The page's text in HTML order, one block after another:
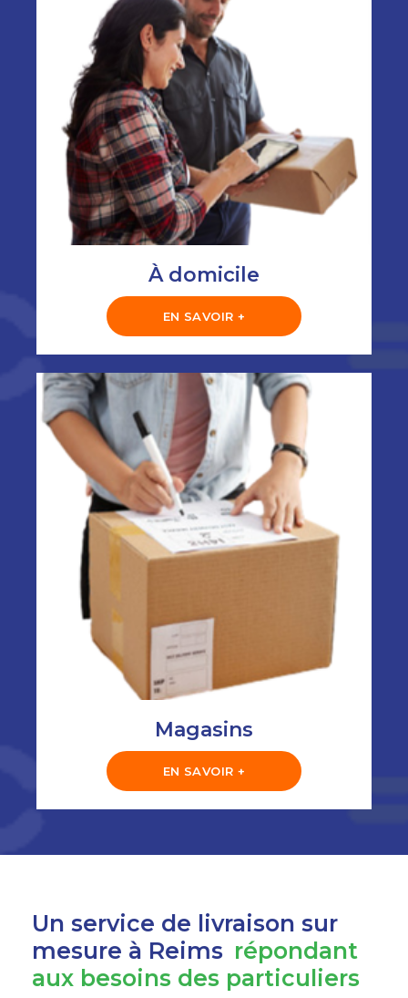
À domicile
EN SAVOIR +
Magasins
EN SAVOIR +
Un service de livraison sur
mesure à Reims répondant
aux besoins des particuliers